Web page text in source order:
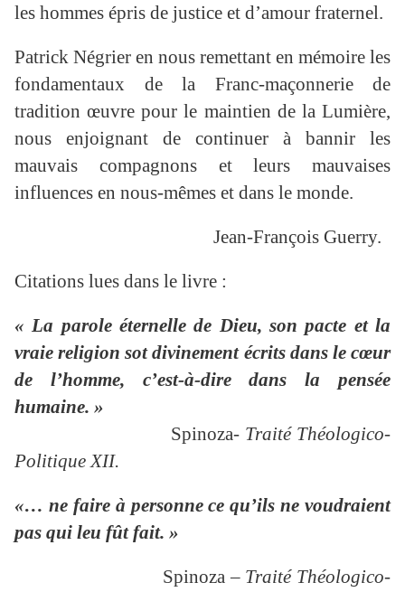
les hommes épris de justice et d’amour fraternel.
Patrick Négrier en nous remettant en mémoire les
fondamentaux de la Franc-maçonnerie de
tradition œuvre pour le maintien de la Lumière,
nous enjoignant de continuer à bannir les
mauvais compagnons et leurs mauvaises
influences en nous-mêmes et dans le monde.
Jean-François Guerry.
Citations lues dans le livre :
« La parole éternelle de Dieu, son pacte et la
vraie religion sot divinement écrits dans le cœur
de l’homme, c’est-à-dire dans la pensée
humaine. »
Spinoza- Traité Théologico-
Politique XII.
«… ne faire à personne ce qu’ils ne voudraient
pas qui leu fût fait. »
Spinoza – Traité Théologico-